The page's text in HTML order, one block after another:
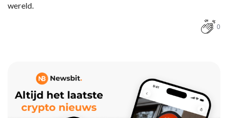
wereld.
0